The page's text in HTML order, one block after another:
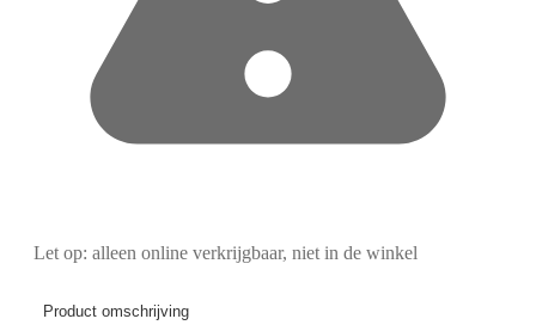
Let op: alleen online verkrijgbaar, niet in de winkel
Product omschrijving